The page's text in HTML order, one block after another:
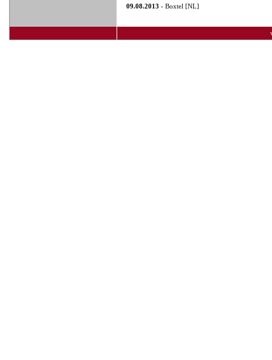
09.08.2013 - Boxtel [NL]